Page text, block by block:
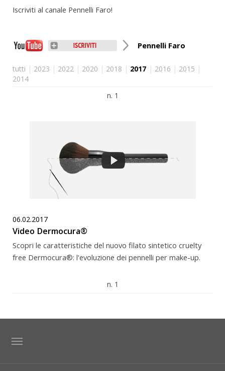
Iscriviti al canale Pennelli Faro!
Pennelli Faro
tutti | 2023 | 2022 | 2020 | 2018 | 2017 | 2016 | 2015 |
2014
n. 1
06.02.2017
Video Dermocura®
Scopri le caratteristiche del nuovo filato sintetico cruelty
free Dermocura®: l'evoluzione dei pennelli per make-up.
n. 1